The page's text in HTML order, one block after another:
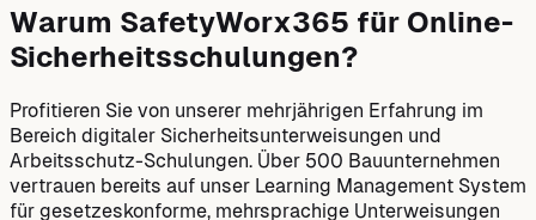
Warum SafetyWorx365 für Online-
Sicherheitsschulungen?
Profitieren Sie von unserer mehrjährigen Erfahrung im
Bereich digitaler Sicherheitsunterweisungen und
Arbeitsschutz-Schulungen. Über 500 Bauunternehmen
vertrauen bereits auf unser Learning Management System
für gesetzeskonforme, mehrsprachige Unterweisungen